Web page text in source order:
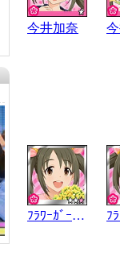
今井加奈
ﾌﾗﾜｰｶﾞｰﾃﾞﾝ